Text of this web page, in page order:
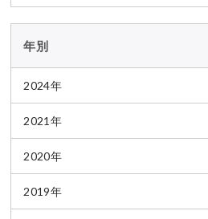
年別
2024年
2021年
2020年
2019年